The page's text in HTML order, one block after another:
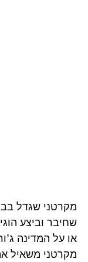
או על המדינה
מקרטני משאיל